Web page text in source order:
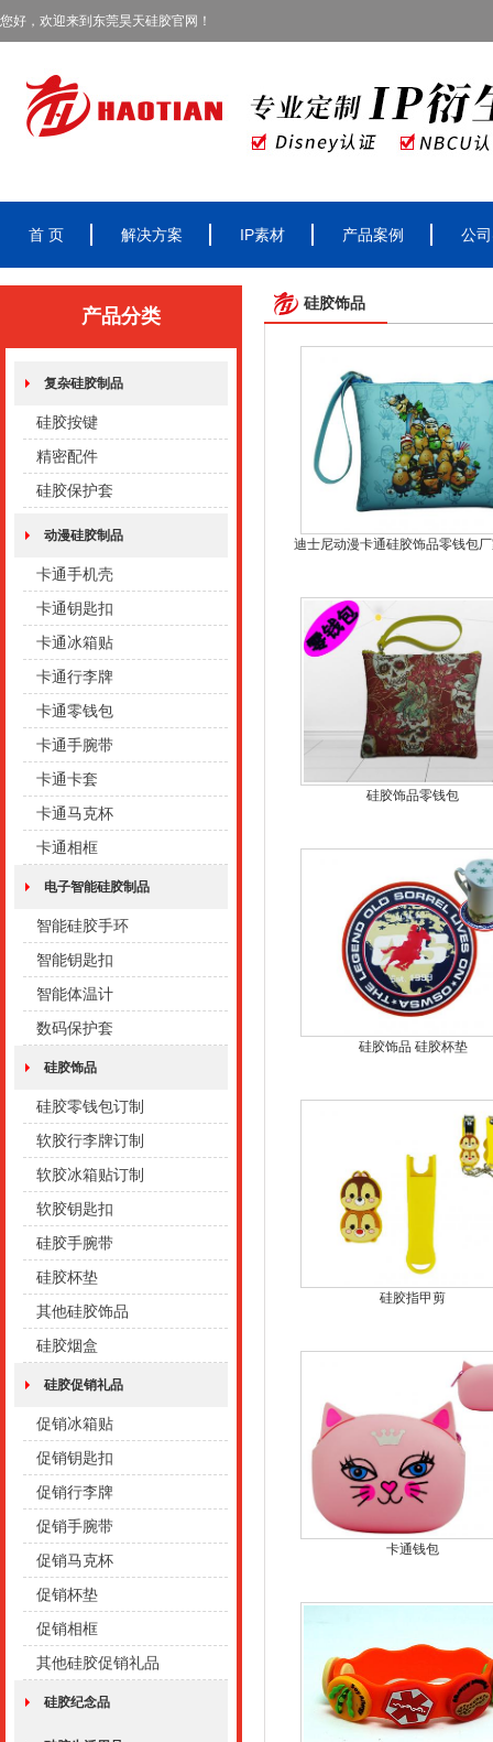
您好，欢迎来到东莞昊天硅胶官网！
首 页 解决方案 IP素材 产品案例 公
产品分类
复杂硅胶制品
硅胶按键
精密配件
硅胶保护套
动漫硅胶制品
卡通手机壳
卡通钥匙扣
卡通冰箱贴
卡通行李牌
卡通零钱包
卡通手腕带
卡通卡套
卡通马克杯
卡通相框
电子智能硅胶制品
智能硅胶手环
智能钥匙扣
智能体温计
数码保护套
硅胶饰品
硅胶零钱包订制
软胶行李牌订制
软胶冰箱贴订制
软胶钥匙扣
硅胶手腕带
硅胶杯垫
其他硅胶饰品
硅胶烟盒
硅胶促销礼品
促销冰箱贴
促销钥匙扣
促销行李牌
促销手腕带
促销马克杯
促销杯垫
促销相框
其他硅胶促销礼品
硅胶纪念品
硅胶饰品
迪士尼动漫卡通硅胶饰品零钱包
硅胶饰品零钱包
硅胶饰品 硅胶杯垫
硅胶指甲剪
卡通钱包